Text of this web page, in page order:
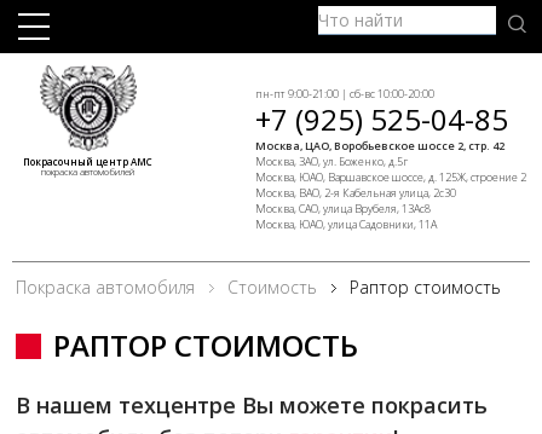
Покрасочный центр АМС
покраска автомобилей
пн-пт 9:00-21:00 | сб-вс 10:00-20:00
+7 (925) 525-04-85
Москва, ЦАО, Воробьевское шоссе 2, стр. 42
Москва, ЗАО, ул. Боженко, д.5г
Москва, ЮАО, Варшавское шоссе, д. 125Ж, строение 2
Москва, ВАО, 2-я Кабельная улица, 2с30
Москва, САО, улица Врубеля, 13Ас8
Москва, ЮАО, улица Садовники, 11А
Покраска автомобиля Стоимость Раптор стоимость
РАПТОР СТОИМОСТЬ
В нашем техцентре Вы можете покрасить